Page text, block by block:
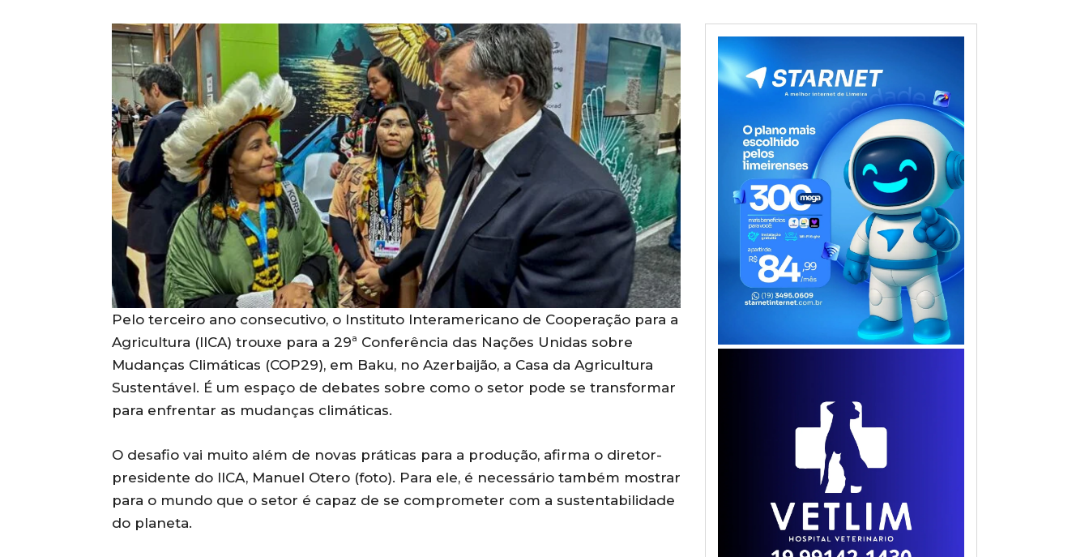
Pelo terceiro ano consecutivo, o Instituto Interamericano de Cooperação para a
Agricultura (IICA) trouxe para a 29ª Conferência das Nações Unidas sobre
Mudanças Climáticas (COP29), em Baku, no Azerbaijão, a Casa da Agricultura
Sustentável. É um espaço de debates sobre como o setor pode se transformar
para enfrentar as mudanças climáticas.
O desafio vai muito além de novas práticas para a produção, afirma o diretor-
presidente do IICA, Manuel Otero (foto). Para ele, é necessário também mostrar
para o mundo que o setor é capaz de se comprometer com a sustentabilidade
do planeta.